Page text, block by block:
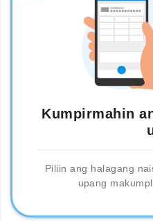
Kumpirmahin
Piliin ang halagang
upang